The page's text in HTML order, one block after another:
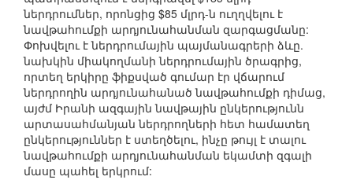
ներդրումներ, որոնցից $85 մլրդ-ն ուղղվելու է
նավթահումքի արդյունահանման զարգացմանը:
Փոխվելու է ներդրումային պայմանագրերի ձևը.
նախկին միակողմանի ներդրումային ծրագրից,
որտեղ երկիրը ֆիքսված գումար էր վճարում
ներդրողին արդյունահանած նավթահումքի դիմաց,
այժմ Իրանի ազգային նավթային ընկերությունն
արտասահմանյան ներդրողների հետ համատեղ
ընկերություններ է ստեղծելու, ինչը թույլ է տալու
նավթահումքի արդյունահանման եկամտի զգալի
մասը պահել երկրում: